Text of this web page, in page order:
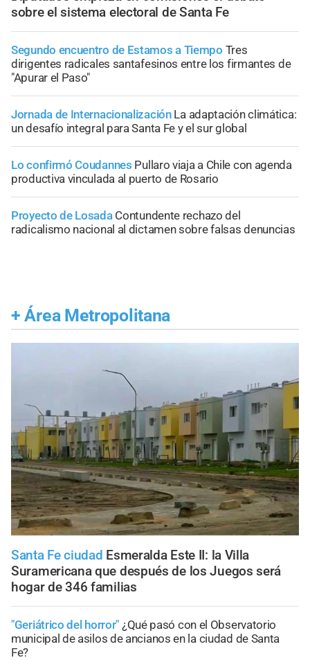
sobre el sistema electoral de Santa Fe
Segundo encuentro de Estamos a Tiempo Tres
dirigentes radicales santafesinos entre los firmantes de
"Apurar el Paso"
Jornada de Internacionalización La adaptación climática:
un desafío integral para Santa Fe y el sur global
Lo confirmó Coudannes Pullaro viaja a Chile con agenda
productiva vinculada al puerto de Rosario
Proyecto de Losada Contundente rechazo del
radicalismo nacional al dictamen sobre falsas denuncias
+ Área Metropolitana
Santa Fe ciudad Esmeralda Este II: la Villa
Suramericana que después de los Juegos será
hogar de 346 familias
"Geriátrico del horror" ¿Qué pasó con el Observatorio
municipal de asilos de ancianos en la ciudad de Santa
Fe?